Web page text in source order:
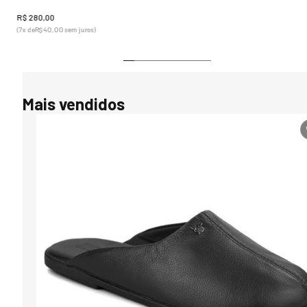
R$ 280,00
(7x deR$40 00sem juros)
Mais vendidos